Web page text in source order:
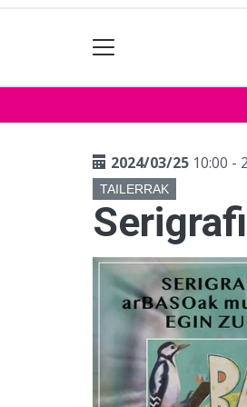
2024/03/25 10:00 -
TAILERRAK